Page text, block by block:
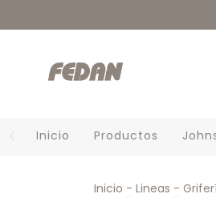
Inicio Productos
Inicio - Lineas -